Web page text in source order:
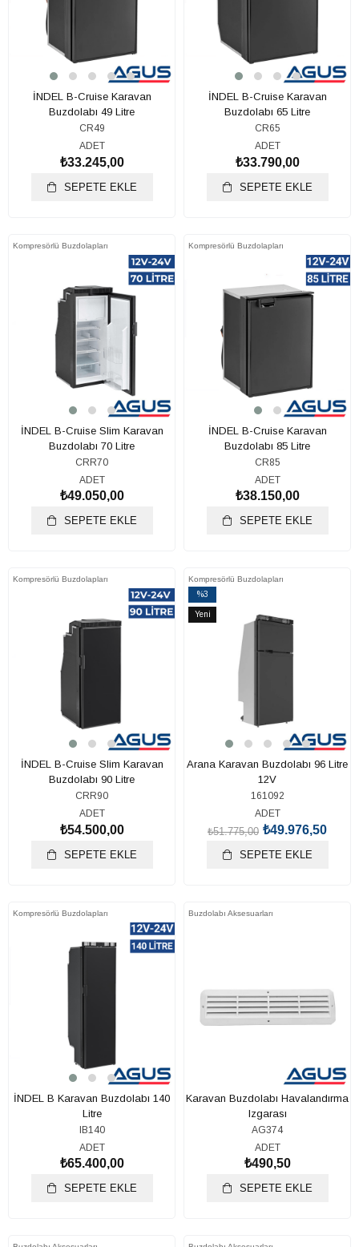
İNDEL B-Cruise Karavan
Buzdolabı 49 Litre
CR49
ADET
₺33.245,00
SEPETE EKLE
İNDEL B-Cruise Karavan
Buzdolabı 65 Litre
CR65
ADET
₺33.790,00
SEPETE EKLE
Kompresörlü Buzdolapları
İNDEL B-Cruise Slim Karavan
Buzdolabı 70 Litre
CRR70
ADET
₺49.050,00
SEPETE EKLE
Kompresörlü Buzdolapları
İNDEL B-Cruise Karavan
Buzdolabı 85 Litre
CR85
ADET
₺38.150,00
SEPETE EKLE
Kompresörlü Buzdolapları
İNDEL B-Cruise Slim Karavan
Buzdolabı 90 Litre
CRR90
ADET
₺54.500,00
SEPETE EKLE
Kompresörlü Buzdolapları
%3
İndirim
Yeni
Arana Karavan Buzdolabı 96 Litre
12V
161092
ADET
₺49.976,50
₺51.775,00
SEPETE EKLE
Kompresörlü Buzdolapları
İNDEL B Karavan Buzdolabı 140
Litre
IB140
ADET
₺65.400,00
SEPETE EKLE
Buzdolabı Aksesuarları
Karavan Buzdolabı Havalandırma
Izgarası
AG374
ADET
₺490,50
SEPETE EKLE